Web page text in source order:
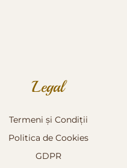
Legal
Termeni și Condiții
Politica de Cookies
GDPR